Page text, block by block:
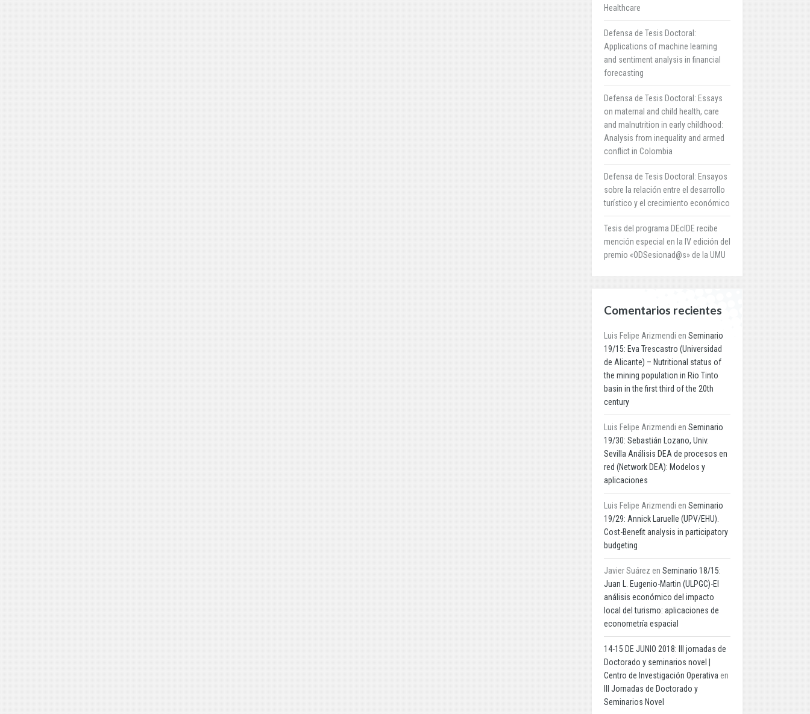
Healthcare
Defensa de Tesis Doctoral:
Applications of machine learning
and sentiment analysis in financial
forecasting
Defensa de Tesis Doctoral: Essays
on maternal and child health, care
and malnutrition in early childhood:
Analysis from inequality and armed
conflict in Colombia
Defensa de Tesis Doctoral: Ensayos
sobre la relación entre el desarrollo
turístico y el crecimiento económico
Tesis del programa DEcIDE recibe
mención especial en la IV edición del
premio «ODSesionad@s» de la UMU
Comentarios recientes
Luis Felipe Arizmendi en Seminario
19/15: Eva Trescastro (Universidad
de Alicante) – Nutritional status of
the mining population in Rio Tinto
basin in the first third of the 20th
century
Luis Felipe Arizmendi en Seminario
19/30: Sebastián Lozano, Univ.
Sevilla Análisis DEA de procesos en
red (Network DEA): Modelos y
aplicaciones
Luis Felipe Arizmendi en Seminario
19/29: Annick Laruelle (UPV/EHU).
Cost-Benefit analysis in participatory
budgeting
Javier Suárez en Seminario 18/15:
Juan L. Eugenio-Martin (ULPGC)-El
análisis económico del impacto
local del turismo: aplicaciones de
econometría espacial
14-15 DE JUNIO 2018: III jornadas de
Doctorado y seminarios novel |
Centro de Investigación Operativa en
III Jornadas de Doctorado y
Seminarios Novel